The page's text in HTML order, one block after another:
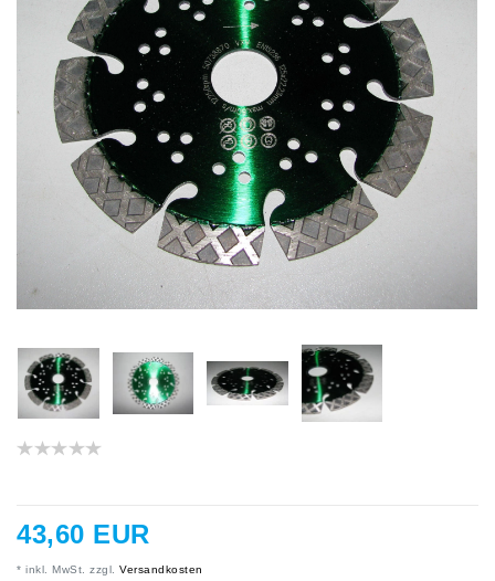
43,60 EUR
* inkl. MwSt. zzgl. Versandkosten